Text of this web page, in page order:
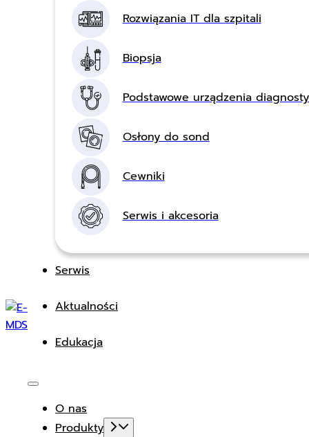
Rozwiązania IT dla szpitali
Biopsja
Podstawowe urządzenia
Osłony do sond
Cewniki
Serwis i akcesoria
Serwis
Aktualności
Edukacja
O nas
Produkty